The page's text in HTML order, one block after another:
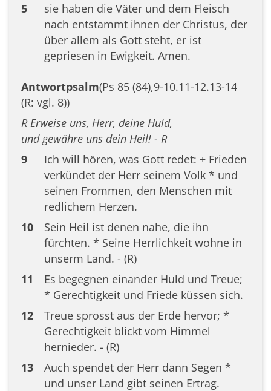
5
sie haben die Väter und dem Fleisch
nach entstammt ihnen der Christus, der
über allem als Gott steht, er ist
gepriesen in Ewigkeit. Amen.
Antwortpsalm(Ps 85 (84),9-10.11-12.13-14
(R: vgl. 8))
R Erweise uns, Herr, deine Huld,
und gewähre uns dein Heil! - R
9
Ich will hören, was Gott redet: + Frieden
verkündet der Herr seinem Volk * und
seinen Frommen, den Menschen mit
redlichem Herzen.
10
Sein Heil ist denen nahe, die ihn
fürchten. * Seine Herrlichkeit wohne in
unserm Land. - (R)
11
Es begegnen einander Huld und Treue;
* Gerechtigkeit und Friede küssen sich.
12
Treue sprosst aus der Erde hervor; *
Gerechtigkeit blickt vom Himmel
hernieder. - (R)
13
Auch spendet der Herr dann Segen *
und unser Land gibt seinen Ertrag.